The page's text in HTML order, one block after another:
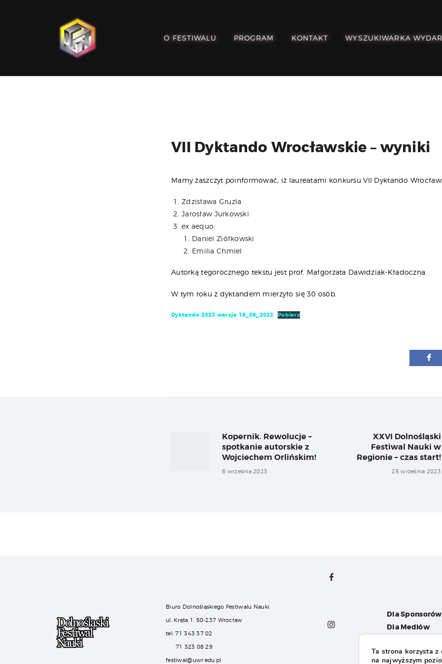
O FESTIWALU PROGRAM KONTAKT WYSZUKIWARKA
PAMIĘTAJ!
PROGRAM
WYDARZEŃ
VII Dyktando Wrocławskie – wyniki
Mamy zaszczyt poinformować, iż laureatami konkursu VII Dyktando
Zdzisława Gruzla
Jarosław Jurkowski
ex aequo:
Daniel Ziółkowski
Emilia Chmiel
Autorką tegorocznego tekstu jest prof. Małgorzata Dawidziak-Kładoczna.
W tym roku z dyktandem mierzyło się 30 osób.
Dyktando 2023 wersja 18_09_2023 Pobierz
wpisu
Previous
post:
Kopernik. Rewolucje –
spotkanie autorskie z
Wojciechem Orlińskim!
8 września 2023
XXVI Dolnośląski
Festiwal Nauki w
Regionie – czas start!
25 września 2023
Biuro Dolnośląskiego Festiwalu Nauki
ul. Kręta 1, 50-237 Wrocław
tel: 71 343 37 02
71 323 08 29
festiwal@uwr.edu.pl
Dla Sponsorów
Dla Mediów
FAQ
Ta strona korzysta z
na najwyższym